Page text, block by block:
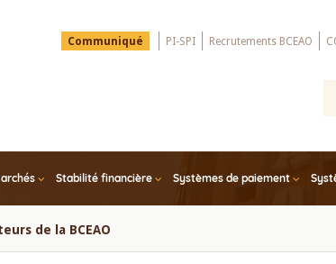
Menu
Top
Communiqué PI-SPI Recrutements BCEAO
Stabilité financière Systèmes de paiement
de la BCEAO